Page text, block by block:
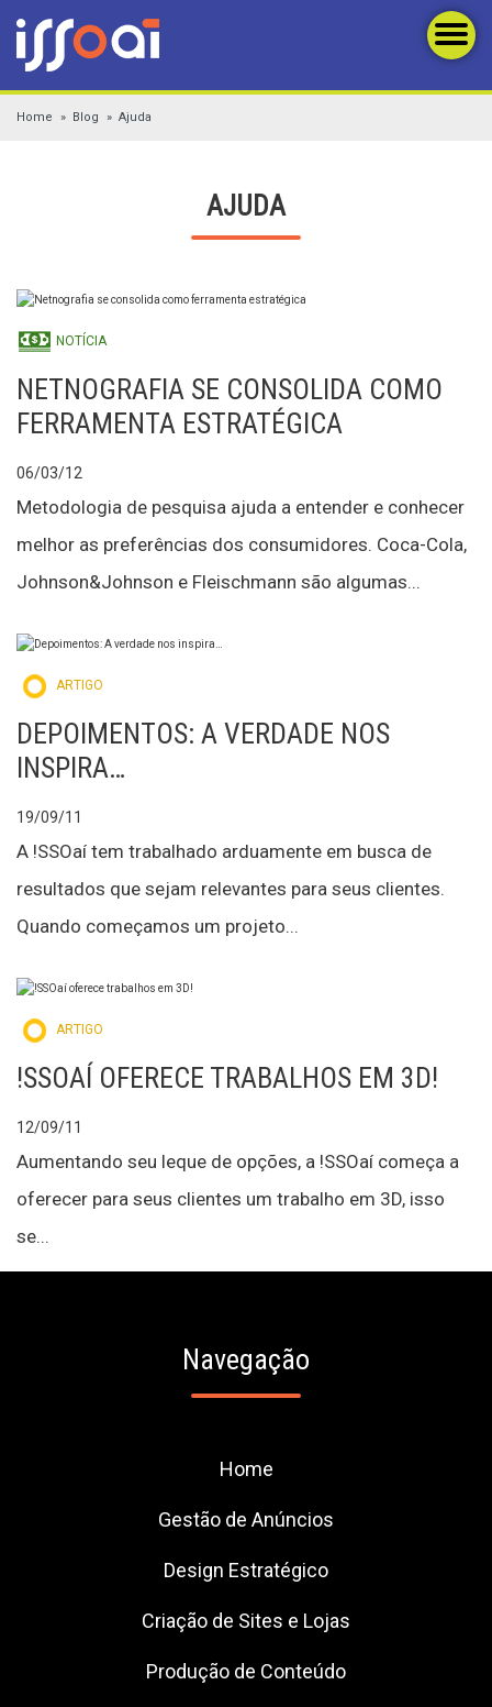
Home Blog Ajuda
AJUDA
NOTÍCIA
NETNOGRAFIA SE CONSOLIDA COMO
FERRAMENTA ESTRATÉGICA
06/03/12
Metodologia de pesquisa ajuda a entender e conhecer
melhor as preferências dos consumidores. Coca-Cola,
Johnson&Johnson e Fleischmann são algumas...
ARTIGO
DEPOIMENTOS: A VERDADE NOS
INSPIRA…
19/09/11
A !SSOaí tem trabalhado arduamente em busca de
resultados que sejam relevantes para seus clientes.
Quando começamos um projeto...
ARTIGO
!SSOAÍ OFERECE TRABALHOS EM 3D!
12/09/11
Aumentando seu leque de opções, a !SSOaí começa a
oferecer para seus clientes um trabalho em 3D, isso
se...
Navegação
Home
Gestão de Anúncios
Design Estratégico
Criação de Sites e Lojas
Produção de Conteúdo